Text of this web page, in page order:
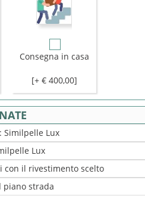
Consegna in casa
[+ € 400,00]
Similpelle Lux
Lux
con il rivestimento scelto
piano strada